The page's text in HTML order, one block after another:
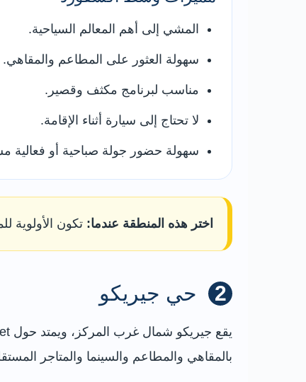
المشي إلى أهم المعالم السياحية.
سهولة العثور على المطاعم والمقاهي.
مناسب لبرنامج مكثف وقصير.
لا تحتاج إلى سيارة أثناء الإقامة.
سهولة حضور جولة صباحية أو فعالية
اختر هذه المنطقة عندما: تكون الأولوية
2 حي جيريكو
بالمقاهي والمطاعم والسينما والمتاجر